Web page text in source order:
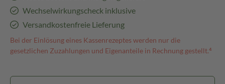
Wechselwirkungscheck inklusive
Versandkostenfreie Lieferung
Bei der Einlösung eines Kassenrezeptes werden nur die
gesetzlichen Zuzahlungen und Eigenanteile in Rechnung gestellt.⁴